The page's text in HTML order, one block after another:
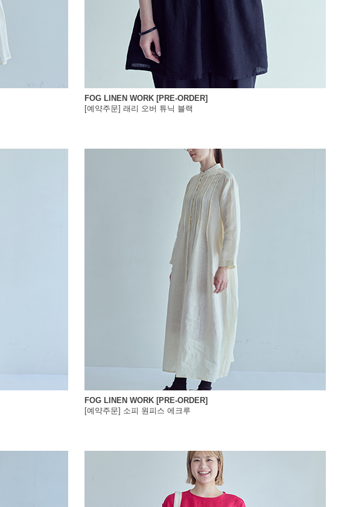
FOG LINEN WORK [PRE-ORDER]
[예약주문] 래리 오버 튜닉 블랙
FOG LINEN WORK [PRE-ORDER]
[예약주문] 소피 원피스 에크루